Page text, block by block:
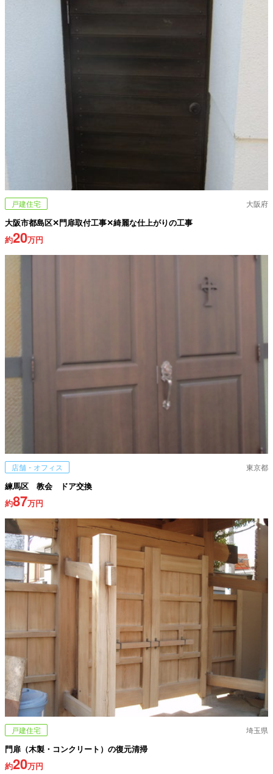
戸建住宅 大阪府
大阪市都島区✕門扉取付工事✕綺麗な仕上がりの工事
約20万円
店舗・オフィス 東京都
練馬区 教会 ドア交換
約87万円
戸建住宅 埼玉県
門扉（木製・コンクリート）の復元清掃
約20万円